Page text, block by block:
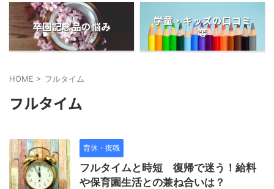
卒園記念品の悩み
学童・キッズの口コミ
等
HOME > フルタイム
フルタイム
育休・復職
フルタイムと時短 復帰で迷う！給料
や保育園生活との兼ね合いは？